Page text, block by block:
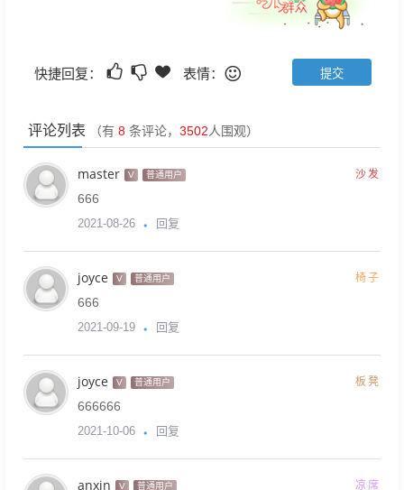
快捷回复： 表情：
评论列表 （有 8 条评论， 3502人围观）
master V 普通用户 沙发
666
2021-08-26 回复
joyce V 普通用户 椅子
666
2021-09-19 回复
joyce V 普通用户 板凳
666666
2021-10-06 回复
anxin V 普通用户 凉席